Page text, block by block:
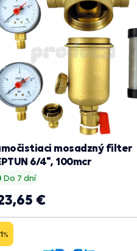
Do 7 dní
mosadzný filter
6/4", 100mcr
€
%